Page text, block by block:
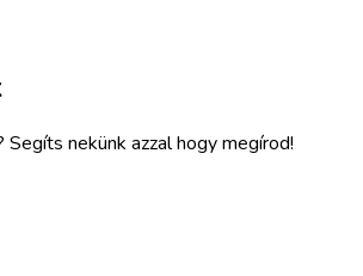
nekünk azzal hogy megírod!